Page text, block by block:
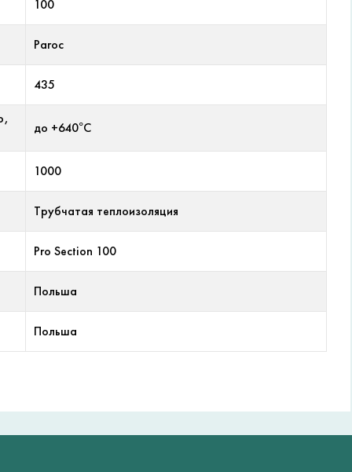
100
Paroc
435
до +640°С
1000
Трубчатая теплоизоляция
Pro Section 100
Польша
Польша